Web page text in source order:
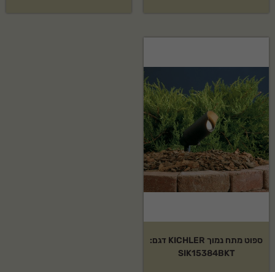
ספוט מתח נמוך KICHLER דגם:
SIK15384BKT